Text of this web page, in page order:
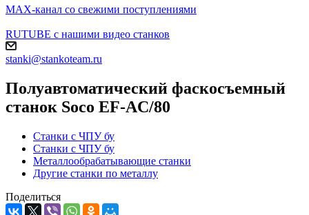
MAX-канал со свежими поступлениями
RUTUBE с нашими видео станков
stanki@stankoteam.ru
Полуавтоматический фаскосъемный
станок Soco EF-AC/80
Станки с ЧПУ бу
Станки с ЧПУ бу
Металлообрабатывающие станки
Другие станки по металлу
Поделиться